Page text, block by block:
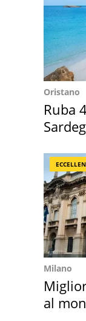
Oristano
Ruba
Milano
al